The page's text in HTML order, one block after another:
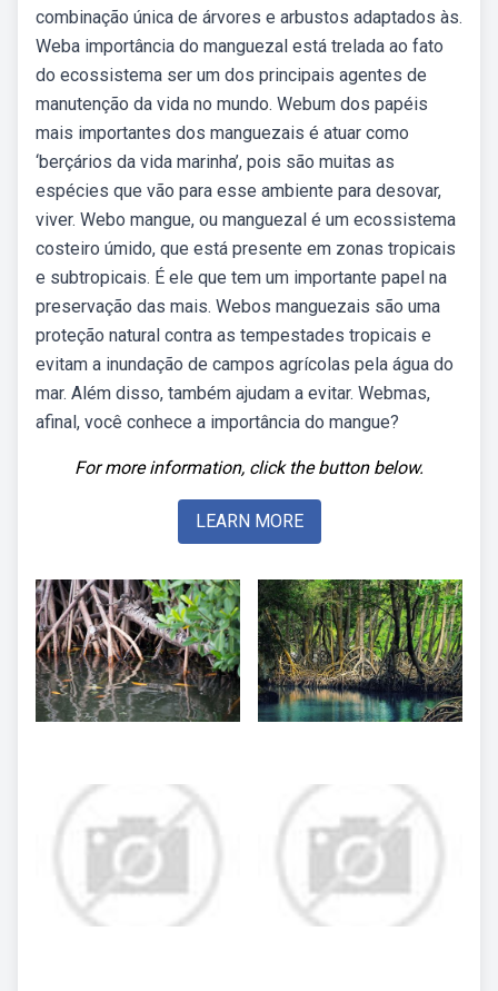
combinação única de árvores e arbustos adaptados às.
Weba importância do manguezal está trelada ao fato
do ecossistema ser um dos principais agentes de
manutenção da vida no mundo. Webum dos papéis
mais importantes dos manguezais é atuar como
‘berçários da vida marinha’, pois são muitas as
espécies que vão para esse ambiente para desovar,
viver. Webo mangue, ou manguezal é um ecossistema
costeiro úmido, que está presente em zonas tropicais
e subtropicais. É ele que tem um importante papel na
preservação das mais. Webos manguezais são uma
proteção natural contra as tempestades tropicais e
evitam a inundação de campos agrícolas pela água do
mar. Além disso, também ajudam a evitar. Webmas,
afinal, você conhece a importância do mangue?
For more information, click the button below.
LEARN MORE